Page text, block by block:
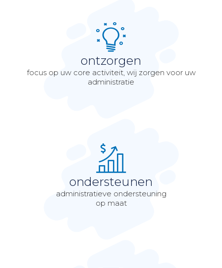
ontzorgen
focus op uw core activiteit, wij zorgen voor uw
administratie
ondersteunen
administratieve ondersteuning
op maat